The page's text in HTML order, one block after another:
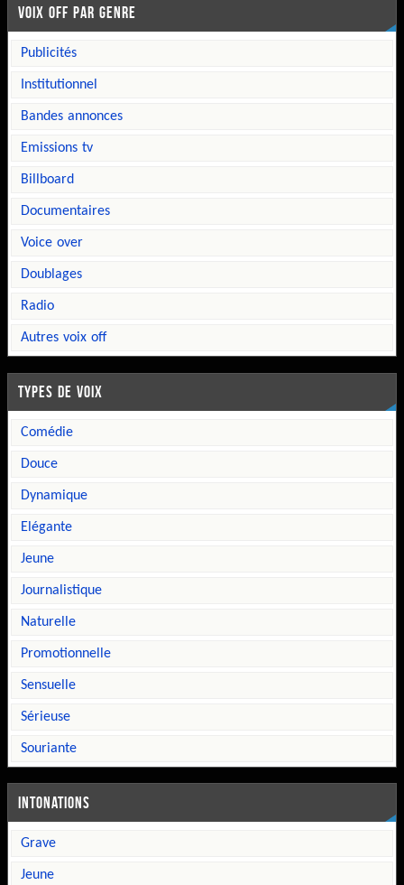
VOIX OFF PAR GENRE
publicités
institutionnel
bandes annonces
emissions tv
billboard
documentaires
voice over
doublages
radio
autres voix off
TYPES DE VOIX
comédie
douce
dynamique
elégante
jeune
journalistique
naturelle
promotionnelle
sensuelle
sérieuse
souriante
INTONATIONS
grave
jeune